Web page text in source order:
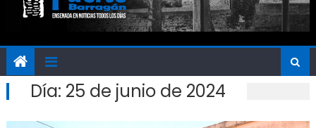
Día: 25 de junio de 2024